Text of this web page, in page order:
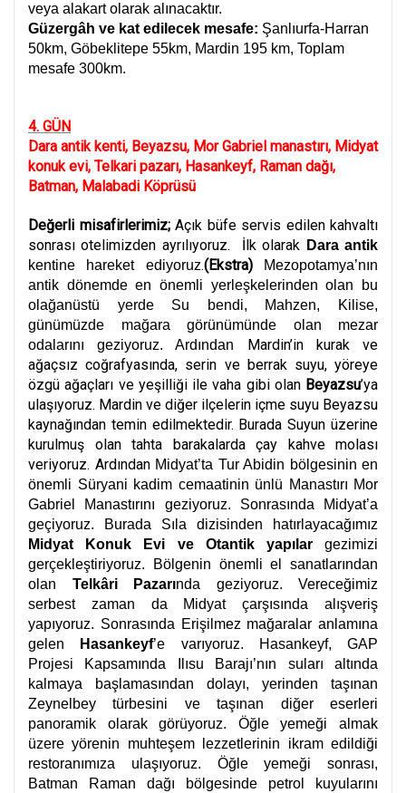
veya alakart olarak alınacaktır.
Güzergâh ve kat edilecek mesafe: Şanlıurfa-Harran
50km, Göbeklitepe 55km, Mardin 195 km, Toplam
mesafe 300km.
4. GÜN
Dara antik kenti, Beyazsu, Mor Gabriel manastırı, Midyat
konuk evi, Telkari pazarı, Hasankeyf, Raman dağı,
Batman, Malabadi Köprüsü
Değerli misafirlerimiz;Açık büfe servis edilen kahvaltı
sonrası otelimizden ayrılıyoruz. İlk olarak Dara antik
kentine hareket ediyoruz.(Ekstra)Mezopotamya’nın
antik dönemde en önemli yerleşkelerinden olan bu
olağanüstü yerde Su bendi, Mahzen, Kilise,
günümüzde mağara görünümünde olan mezar
odalarını geziyoruz. Ardından
Mardin’in kurak ve
ağaçsız coğrafyasında, serin ve berrak suyu, yöreye
özgü ağaçları ve yeşilliği ile vaha gibi olan Beyazsu’ya
ulaşıyoruz. Mardin ve diğer ilçelerin içme suyu Beyazsu
kaynağından temin edilmektedir. Burada Suyun üzerine
kurulmuş olan tahta barakalarda çay kahve molası
veriyoruz. Ardından Midyat’ta Tur Abidin bölgesinin en
önemli Süryani kadim cemaatinin ünlü Manastırı Mor
Gabriel Manastırını geziyoruz. Sonrasında Midyat’a
geçiyoruz. Burada Sıla dizisinden hatırlayacağımız
Midyat Konuk Evi ve Otantik yapılar gezimizi
gerçekleştiriyoruz. Bölgenin önemli el sanatlarından
olan Telkâri Pazarında geziyoruz. Vereceğimiz
serbest zaman da Midyat çarşısında alışveriş
yapıyoruz. Sonrasında Erişilmez mağaralar anlamına
gelen
Hasankeyf’e varıyoruz. Hasankeyf, GAP
Projesi Kapsamında Ilısu Barajı’nın suları altında
kalmaya başlamasından dolayı, yerinden taşınan
Zeynelbey türbesini ve taşınan diğer eserleri
panoramik olarak görüyoruz. Öğle yemeği almak
üzere yörenin muhteşem lezzetlerinin ikram edildiği
restoranımıza ulaşıyoruz. Öğle yemeği sonrası,
Batman Raman dağı bölgesinde petrol kuyularını